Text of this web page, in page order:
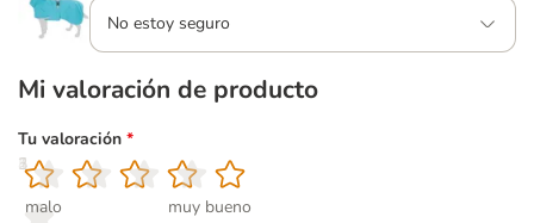
No estoy seguro
Mi valoración de producto
Tu valoración *
1
malo
2
3
4
5
muy bueno